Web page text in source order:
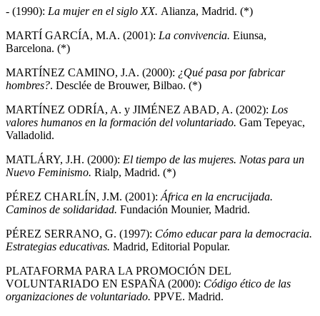
- (1990): La mujer en el siglo XX. Alianza, Madrid. (*)
MARTÍ GARCÍA, M.A. (2001): La convivencia. Eiunsa,
Barcelona. (*)
MARTÍNEZ CAMINO, J.A. (2000): ¿Qué pasa por fabricar
hombres?. Desclée de Brouwer, Bilbao. (*)
MARTÍNEZ ODRÍA, A. y JIMÉNEZ ABAD, A. (2002): Los
valores humanos en la formación del voluntariado. Gam Tepeyac,
Valladolid.
MATLÁRY, J.H. (2000): El tiempo de las mujeres. Notas para un
Nuevo Feminismo. Rialp, Madrid. (*)
PÉREZ CHARLÍN, J.M. (2001):África en la encrucijada.
Caminos de solidaridad. Fundación Mounier, Madrid.
PÉREZ SERRANO, G. (1997): Cómo educar para la democracia.
Estrategias educativas. Madrid, Editorial Popular.
PLATAFORMA PARA LA PROMOCIÓN DEL
VOLUNTARIADO EN ESPAÑA (2000): Código ético de las
organizaciones de voluntariado. PPVE. Madrid.